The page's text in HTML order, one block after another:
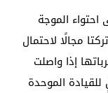
الموجة
مجالًا لاحتمال
إذا واصلت
الموحدة